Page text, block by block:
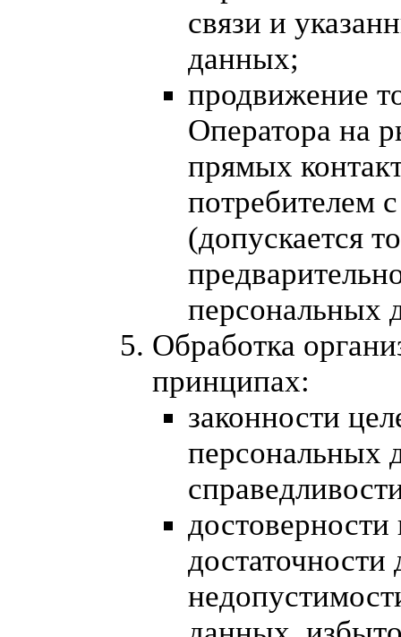
связи и
данных;
продвижение
Оператора на
прямых
потребителем
(допускается
персональных
Обработка
принципах:
законности
персональных
достаточности